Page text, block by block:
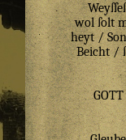
wol ſolt
heyt /
Beicht /